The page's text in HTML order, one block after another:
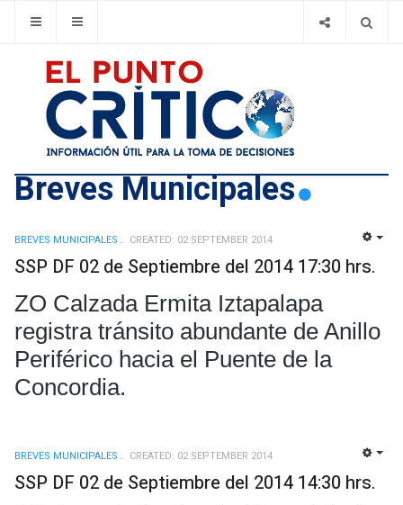
Breves Municipales
BREVES MUNICIPALES CREATED: 02 SEPTEMBER 2014
SSP DF 02 de Septiembre del 2014 17:30 hrs.
ZO Calzada Ermita Iztapalapa
registra tránsito abundante de Anillo
Periférico hacia el Puente de la
Concordia.
BREVES MUNICIPALES CREATED: 02 SEPTEMBER 2014
SSP DF 02 de Septiembre del 2014 14:30 hrs.